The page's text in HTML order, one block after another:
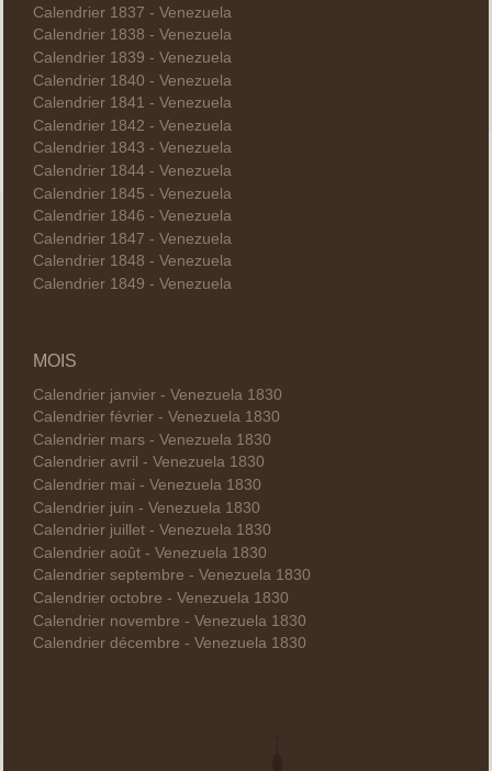
Calendrier 1837 - Venezuela
Calendrier 1838 - Venezuela
Calendrier 1839 - Venezuela
Calendrier 1840 - Venezuela
Calendrier 1841 - Venezuela
Calendrier 1842 - Venezuela
Calendrier 1843 - Venezuela
Calendrier 1844 - Venezuela
Calendrier 1845 - Venezuela
Calendrier 1846 - Venezuela
Calendrier 1847 - Venezuela
Calendrier 1848 - Venezuela
Calendrier 1849 - Venezuela
MOIS
Calendrier janvier - Venezuela 1830
Calendrier février - Venezuela 1830
Calendrier mars - Venezuela 1830
Calendrier avril - Venezuela 1830
Calendrier mai - Venezuela 1830
Calendrier juin - Venezuela 1830
Calendrier juillet - Venezuela 1830
Calendrier août - Venezuela 1830
Calendrier septembre - Venezuela 1830
Calendrier octobre - Venezuela 1830
Calendrier novembre - Venezuela 1830
Calendrier décembre - Venezuela 1830